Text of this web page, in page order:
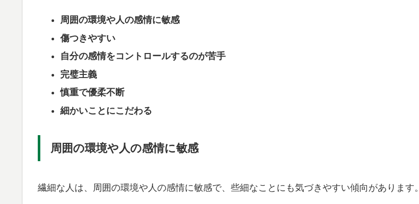
周囲の環境や人の感情に敏感
傷つきやすい
自分の感情をコントロールするのが苦手
完璧主義
慎重で優柔不断
細かいことにこだわる
周囲の環境や人の感情に敏感
繊細な人は、周囲の環境や人の感情に敏感で、些細なことにも気づきやすい傾向があります。